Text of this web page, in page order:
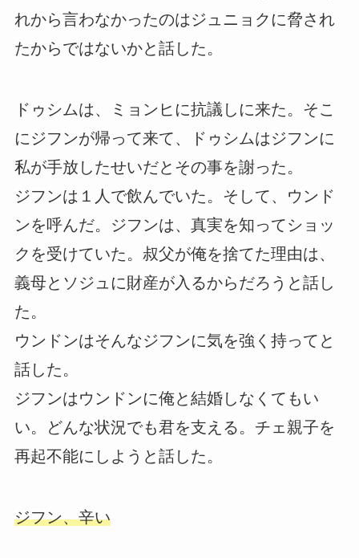
れから言わなかったのはジュニョクに脅され
たからではないかと話した。
ドゥシムは、ミョンヒに抗議しに来た。そこ
にジフンが帰って来て、ドゥシムはジフンに
私が手放したせいだとその事を謝った。
ジフンは１人で飲んでいた。そして、ウンド
ンを呼んだ。ジフンは、真実を知ってショッ
クを受けていた。叔父が俺を捨てた理由は、
義母とソジュに財産が入るからだろうと話し
た。
ウンドンはそんなジフンに気を強く持ってと
話した。
ジフンはウンドンに俺と結婚しなくてもい
い。どんな状況でも君を支える。チェ親子を
再起不能にしようと話した。
ジフン、辛い